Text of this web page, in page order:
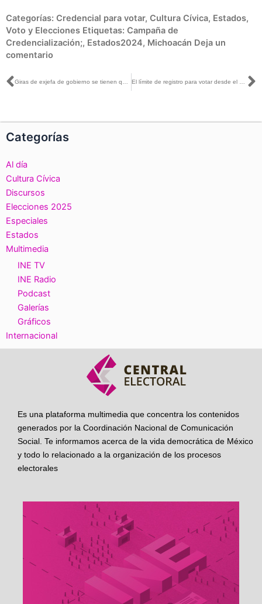
Categorías: Credencial para votar, Cultura Cívica, Estados,
Voto y Elecciones Etiquetas: Campaña de
Credencialización;, Estados2024, Michoacán Deja un
comentario
Ant Giras de exjefa de gobierno se tienen que constreñir a lugares cerrados y dirigidos solamente a la militancia: Arturo Castillo con Ricardo Raphael El límite de registro para votar desde el extranjero es el 20 de febrero: Arturo Castillo con Juan Carlos Razo
Categorías
Al día
Cultura Cívica
Discursos
Elecciones 2025
Especiales
Estados
Multimedia
INE TV
INE Radio
Podcast
Galerías
Gráficos
Internacional
Es una plataforma multimedia que concentra los contenidos
generados por la Coordinación Nacional de Comunicación
Social. Te informamos acerca de la vida democrática de México
y todo lo relacionado a la organización de los procesos
electorales